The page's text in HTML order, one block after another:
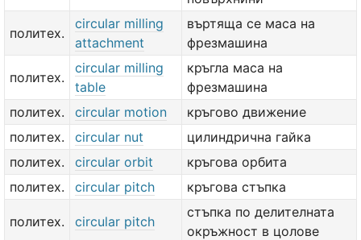
политех.
circular milling
attachment
въртяща се маса на
фрезмашина
политех.
circular milling
table
кръгла маса на
фрезмашина
политех.
circular motion
кръгово движение
политех.
circular nut
цилиндрична гайка
политех.
circular orbit
кръгова орбита
политех.
circular pitch кръгова стъпка
политех. circular pitch
стъпка по делителната
окръжност в цолове